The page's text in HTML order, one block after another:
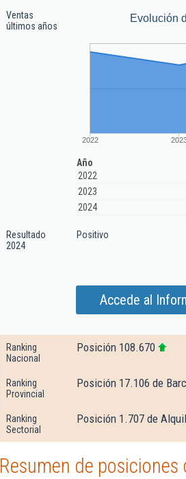
Ventas
últimos años
Evolución
2022
Año
2022
2023
2024
Resultado
2024
Positivo
Accede al
Ranking
Nacional
Posición 108.670
Ranking
Provincial
Posición 17.106 de
Ranking
Sectorial
Posición 1.707 de
Resumen de posiciones